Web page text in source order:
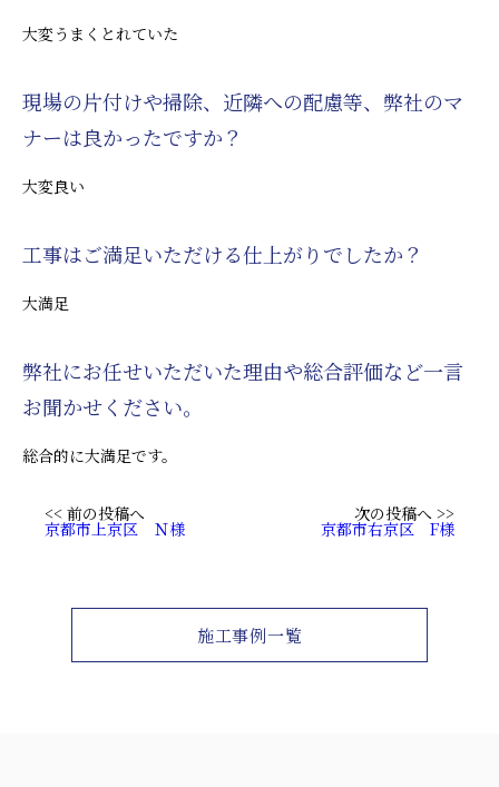
大変うまくとれていた
現場の片付けや掃除、近隣への配慮等、弊社のマ
ナーは良かったですか？
大変良い
工事はご満足いただける仕上がりでしたか？
大満足
弊社にお任せいただいた理由や総合評価など一言
お聞かせください。
総合的に大満足です。
<< 前の投稿へ
京都市上京区 Ｎ様
次の投稿へ >>
京都市右京区 F様
施工事例一覧